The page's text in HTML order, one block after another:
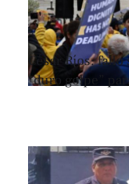
César Ríos:
“duro golpe”